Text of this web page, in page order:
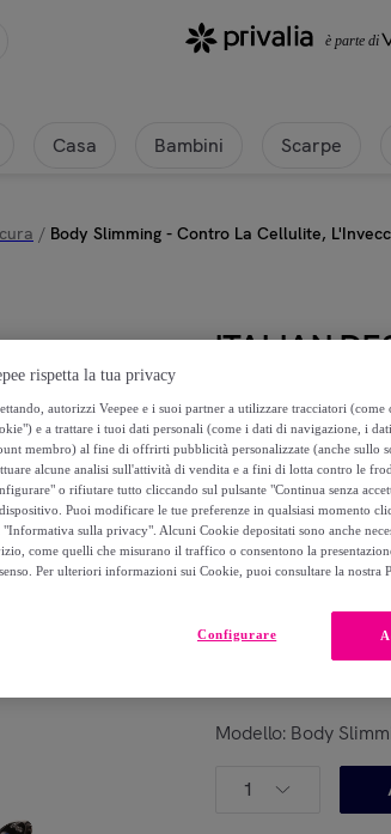
Casa Bambini Scarpe
/ Body Slimming - Contro La Cellulite,
ITALIAN
Body Slimming
99,99 €
109,90 €
- 9%
Recupero del tuo
Modello: Body
1
rispetta la tua privacy
autorizzi Veepee e i suoi partner a utilizzare tracciatori
e a trattare i tuoi dati personali (come i dati di navigazione, i
membro) al fine di offrirti pubblicità personalizzate (anche sullo
alcune analisi sull'attività di vendita e a fini di lotta contro le
o rifiutare tutto cliccando sul pulsante "Continua senza
Puoi modificare le tue preferenze in qualsiasi momento
sulla privacy". Alcuni Cookie depositati sono anche
come quelli che misurano il traffico o consentono la
Per ulteriori informazioni sui Cookie, puoi consultare la nostra
Configurare